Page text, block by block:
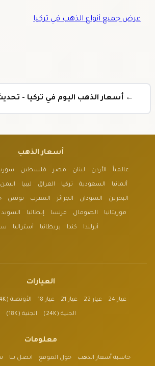
عرض جميع أنواع الذهب في تركيا
← أسعار الذهب اليوم في تركيا -
أسعار الذهب
عالمياً الأردن لبنان مصر فلسطين
ألمانيا السعودية تركيا العراق ليبيا اليمن
البحرين السودان الجزائر المغرب تونس
موريتانيا الصومال فرنسا إيطاليا السويد
أيرلندا كندا بريطانيا أستراليا
العيارات
عيار 24 عيار 22 عيار 21 عيار 18 الأونصة (24K)
الجنية (24K) الجنية (18K)
معلومات
حاسبة أسعار الذهب حول الموقع اتصل بنا